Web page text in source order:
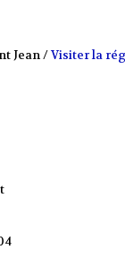
Jean /Visiter la